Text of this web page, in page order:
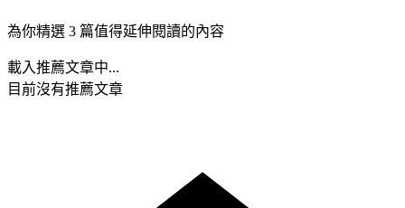
為你精選 3 篇值得延伸閱讀的內容
載入推薦文章中...
目前沒有推薦文章